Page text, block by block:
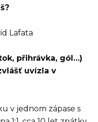
Lafata
přihrávka, gól…)
uvízla v
v jednom zápase s